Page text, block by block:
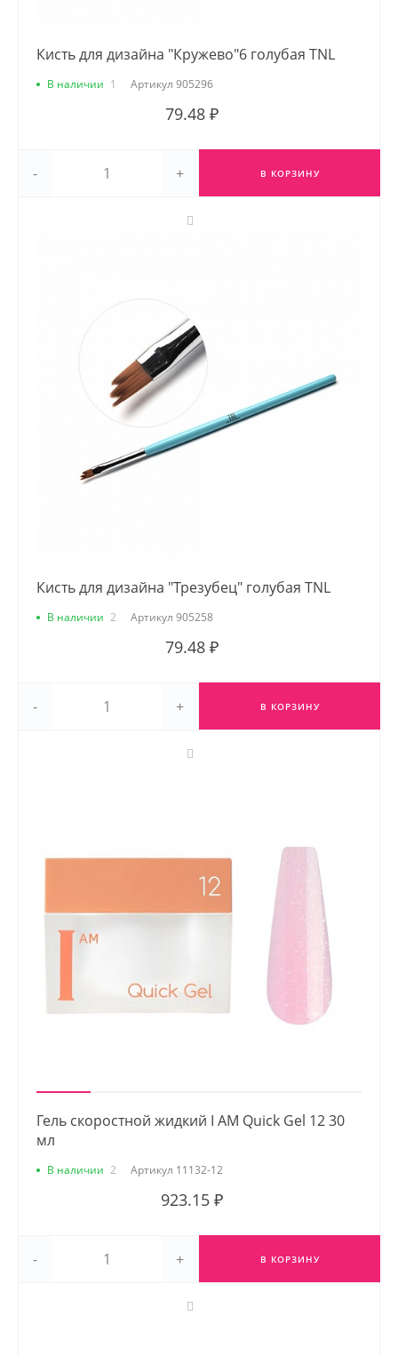
Кисть для дизайна "Кружево"6 голубая TNL
В наличии 1 Артикул 905296
79.48 ₽
- + В КОРЗИНУ
Кисть для дизайна "Трезубец" голубая TNL
В наличии 2 Артикул 905258
79.48 ₽
- + В КОРЗИНУ
Гель скоростной жидкий I AM Quick Gel 12 30
мл
В наличии 2 Артикул 11132-12
923.15 ₽
- + В КОРЗИНУ